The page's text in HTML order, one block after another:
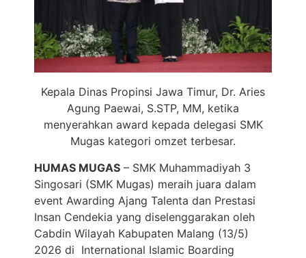
Kepala Dinas Propinsi Jawa Timur, Dr. Aries
Agung Paewai, S.STP, MM, ketika
menyerahkan award kepada delegasi SMK
Mugas kategori omzet terbesar.
HUMAS MUGAS – SMK Muhammadiyah 3
Singosari (SMK Mugas) meraih juara dalam
event Awarding Ajang Talenta dan Prestasi
Insan Cendekia yang diselenggarakan oleh
Cabdin Wilayah Kabupaten Malang (13/5)
2026 di International Islamic Boarding